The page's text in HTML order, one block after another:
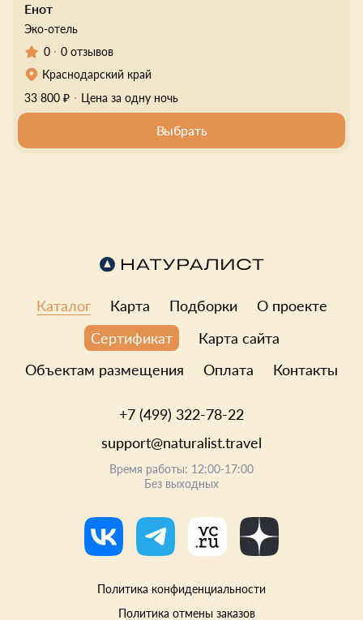
Енот
Эко-отель
0
0 отзывов
Краснодарский край
33 800 ₽
Цена за одну ночь
Выбрать
Каталог Карта Подборки
О проекте
Сертификат
Карта сайта
Объектам размещения
Оплата Контакты
+7 (499) 322-78-22
support@naturalist.travel
Время работы: 12:00-17:00
Без выходных
Политика конфиденциальности
Политика отмены заказов